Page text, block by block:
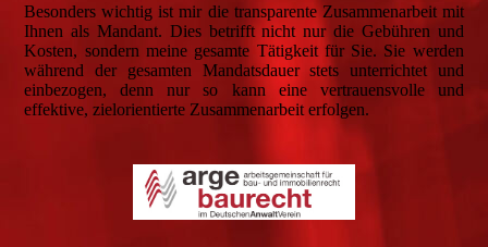
Besonders wichtig ist mir die transparente Zusammenarbeit mit
Ihnen als Mandant. Dies betrifft nicht nur die Gebühren und
Kosten, sondern meine gesamte Tätigkeit für Sie. Sie werden
während der gesamten Mandatsdauer stets unterrichtet und
einbezogen, denn nur so kann eine vertrauensvolle und
effektive, zielorientierte Zusammenarbeit erfolgen.